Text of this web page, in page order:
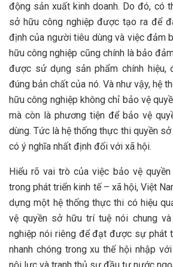
động sản xuất kinh doanh. Do đó, có
sở hữu công nghiệp được tạo ra để
định của người tiêu dùng và việc đảm
hữu công nghiệp cũng chính là bảo
được sử dụng sản phẩm chính hiệu,
đúng bản chất của nó. Và như vậy, hệ
hữu công nghiệp không chỉ bảo vệ
mà còn là phương tiện để bảo vệ
dùng. Tức là hệ thống thực thi quyền
có ý nghĩa nhất định đối với xã hội.
Hiểu rõ vai trò của việc bảo vệ
trong phát triển kinh tế – xã hội, Việt
dựng một hệ thống thực thi có hiệu
vệ quyền sở hữu trí tuệ nói chung
nghiệp nói riêng để đạt được sự phát
nhanh chóng trong xu thế hội nhập